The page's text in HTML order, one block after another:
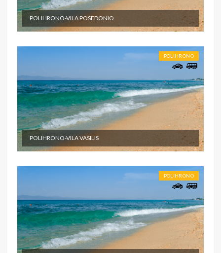
POLIHRONO-VILA POSEDONIO
POLIHRONO
POLIHRONO-VILA VASILIS
POLIHRONO